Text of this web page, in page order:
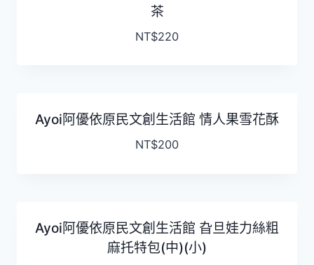
茶
NT$220
Ayoi阿優依原民文創生活館 情人果雪花酥
NT$200
Ayoi阿優依原民文創生活館 旮旦娃力絲粗
麻托特包(中)(小)